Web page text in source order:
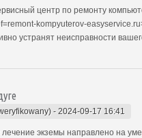
центр по ремонту
kompyuterov-
устранят неисправности
- 2024-09-17 16:41
экземы направлено на